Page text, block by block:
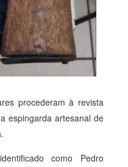
procederam à revista
espingarda artesanal de
como Pedro